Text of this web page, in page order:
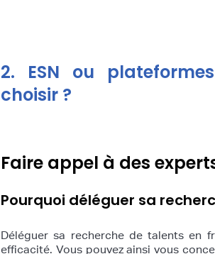
2. ESN ou
choisir ?
Faire appel à des
Pourquoi déléguer sa
Déléguer sa recherche de talents en
efficacité. Vous pouvez ainsi vous